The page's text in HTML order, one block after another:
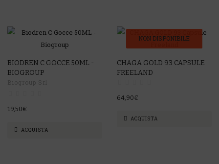
BIODREN C GOCCE 50ML -
BIOGROUP
19,50€
ACQUISTA
NON DISPONIBILE
CHAGA GOLD 93 CAPSULE
FREELAND
64,90€
ACQUISTA